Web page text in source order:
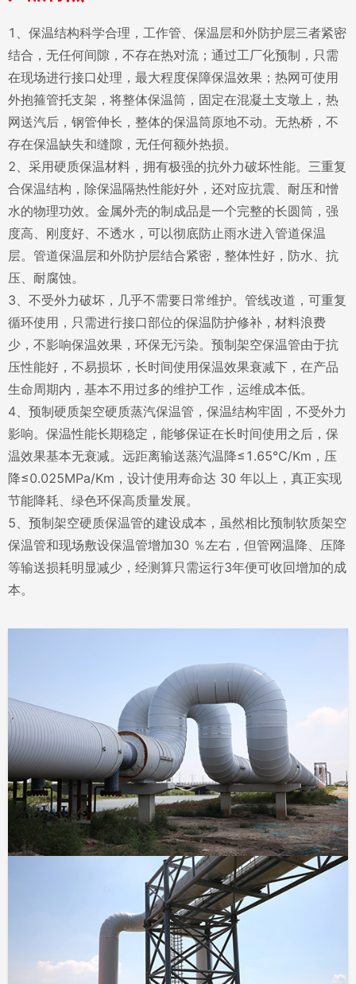
1、保温结构科学合理，工作管、保温层和外防护层三者紧密
结合，无任何间隙，不存在热对流；通过工厂化预制，只需
在现场进行接口处理，最大程度保障保温效果；热网可使用
外抱箍管托支架，将整体保温筒，固定在混凝土支墩上，热
网送汽后，钢管伸长，整体的保温筒原地不动。无热桥，不
存在保温缺失和缝隙，无任何额外热损。
2、采用硬质保温材料，拥有极强的抗外力破坏性能。三重复
合保温结构，除保温隔热性能好外，还对应抗震、耐压和憎
水的物理功效。金属外壳的制成品是一个完整的长圆筒，强
度高、刚度好、不透水，可以彻底防止雨水进入管道保温
层。管道保温层和外防护层结合紧密，整体性好，防水、抗
压、耐腐蚀。
3、不受外力破坏，几乎不需要日常维护。管线改道，可重复
循环使用，只需进行接口部位的保温防护修补，材料浪费
少，不影响保温效果，环保无污染。预制架空保温管由于抗
压性能好，不易损坏，长时间使用保温效果衰减下，在产品
生命周期内，基本不用过多的维护工作，运维成本低。
4、预制硬质架空硬质蒸汽保温管，保温结构牢固，不受外力
影响。保温性能长期稳定，能够保证在长时间使用之后，保
温效果基本无衰减。远距离输送蒸汽温降≤1.65℃/Km，压
降≤0.025MPa/Km，设计使用寿命达 30 年以上，真正实现
节能降耗、绿色环保高质量发展。
5、预制架空硬质保温管的建设成本，虽然相比预制软质架空
保温管和现场敷设保温管增加30 ％左右，但管网温降、压降
等输送损耗明显减少，经测算只需运行3年便可收回增加的成
本。